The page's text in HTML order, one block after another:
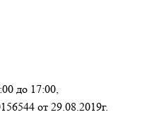
до 17:00,
от 29.08.2019г.